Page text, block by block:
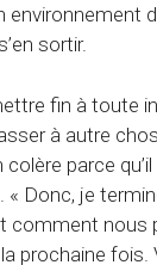
sortir.
fin à toute
à autre
parce
Donc, je
comment nous
prochaine fois.